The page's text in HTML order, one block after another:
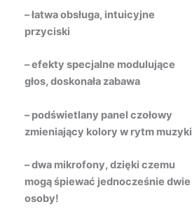
– łatwa obsługa, intuicyjne
przyciski
– efekty specjalne modulujące
głos, doskonała zabawa
– podświetlany panel czołowy
zmieniający kolory w rytm muzyki
– dwa mikrofony, dzięki czemu
mogą śpiewać jednocześnie dwie
osoby!